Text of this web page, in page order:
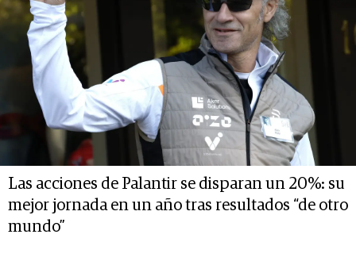
Las acciones de Palantir se disparan un 20%: su
mejor jornada en un año tras resultados “de otro
mundo”